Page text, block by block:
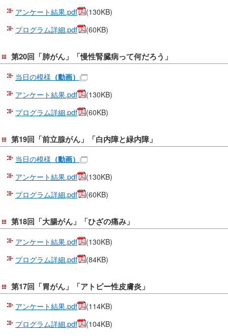
ま
す
アンケート結果.pdf
(130KB)
プログラム詳細.pdf
(60KB)
第20回「肺がん」「慢性腎臓病って何だろう」
当日の模様 （動画）
アンケート結果.pdf
(130KB)
プログラム詳細.pdf
(60KB)
第19回「前立腺がん」「白内障と緑内障」
当日の模様 （動画）
アンケート結果.pdf
(130KB)
プログラム詳細.pdf
(60KB)
第18回「大腸がん」「ひざの痛み」
アンケート結果.pdf
(130KB)
プログラム詳細.pdf
(84KB)
第17回「胃がん」「アトピー性皮膚炎」
アンケート結果.pdf
(114KB)
プログラム詳細.pdf
(104KB)